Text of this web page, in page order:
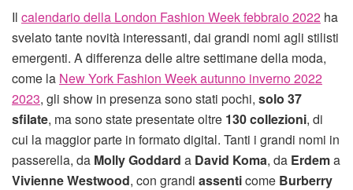
Il calendario della London Fashion Week febbraio 2022 ha
svelato tante novità interessanti, dai grandi nomi agli stilisti
emergenti. A differenza delle altre settimane della moda,
come la New York Fashion Week autunno inverno 2022
2023, gli show in presenza sono stati pochi, solo 37
sfilate, ma sono state presentate oltre 130 collezioni, di
cui la maggior parte in formato digital. Tanti i grandi nomi in
passerella, da Molly Goddard a David Koma, da Erdema
Vivienne Westwood, con grandi assenticome Burberry